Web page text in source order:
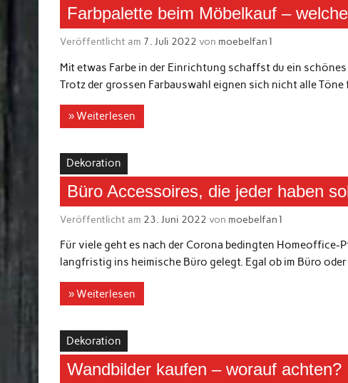
Farbpalette beim Möbelkauf –
Veröffentlicht am 7. Juli 2022 von moebelfan1
Mit etwas Farbe in der Einrichtung schaffst du ein
Trotz der grossen Farbauswahl eignen sich nicht alle
» Weiterlesen
Dekoration
Büro Accessoires, die jeder haben
Veröffentlicht am 23. Juni 2022 von moebelfan1
Für viele geht es nach der Corona bedingten
langfristig ins heimische Büro gelegt. Egal ob im Büro
» Weiterlesen
Dekoration
Wandbilder kaufen – worauf achten?